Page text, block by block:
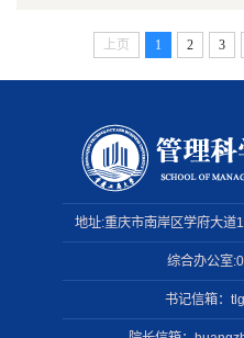
上页 1 2 3
地址:重庆市南岸区学府大道
综合办公室
书记信箱：